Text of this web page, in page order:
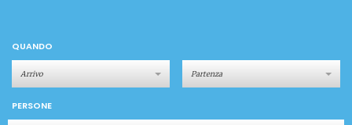
QUANDO
PERSONE